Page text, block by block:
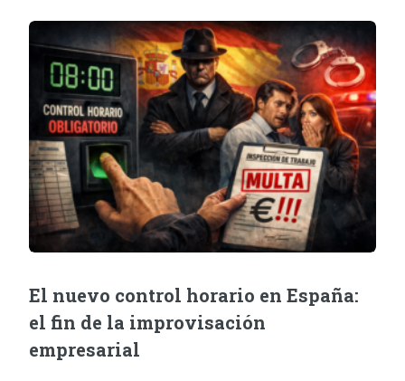
El nuevo control horario en España:
el fin de la improvisación
empresarial